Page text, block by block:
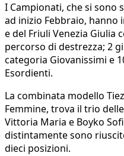
I Campionati, che si sono
ad inizio Febbraio, hanno
e del Friuli Venezia Giulia
percorso di destrezza; 2
categoria Giovanissimi e
Esordienti.
La combinata modello
Femmine, trova il trio
Vittoria Maria e Boyko
distintamente sono
dieci posizioni.